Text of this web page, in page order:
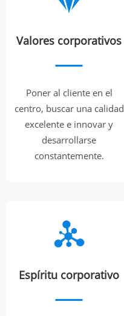
Valores corporativos
Poner al cliente en el
centro, buscar una calidad
excelente e innovar y
desarrollarse
constantemente.
Espíritu corporativo